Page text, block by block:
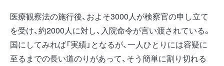
医療観察法の施行後、およそ3000人が検察官の申し立て
を受け、約2000人に対し、入院命令が言い渡されている。
国にしてみれば「実績」となるが、一人ひとりには容疑に
至るまでの長い道のりがあって、そう簡単に割り切れる